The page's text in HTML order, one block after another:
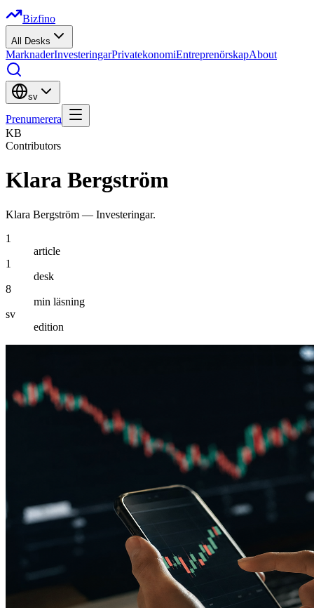
Bizfino
All Desks
MarknaderInvesteringarPrivatekonomiEntreprenörskapAbout
sv
Prenumerera
KB
Contributors
Klara Bergström
Klara Bergström — Investeringar.
1
article
1
desk
8
min läsning
sv
edition